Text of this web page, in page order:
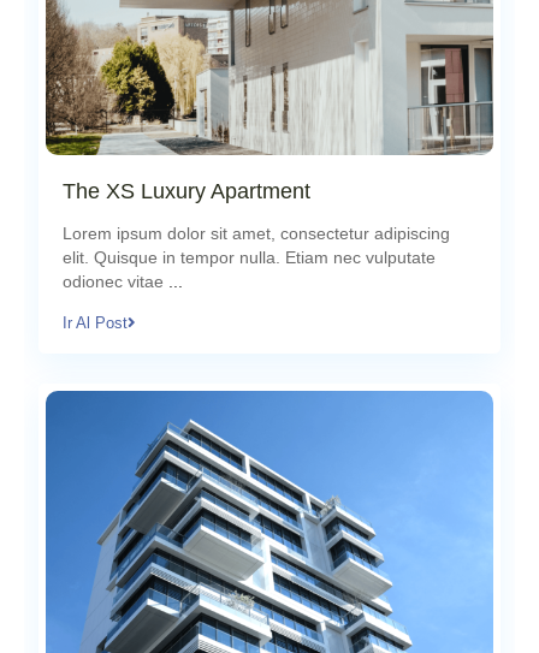
The XS Luxury Apartment
agosto 22, 2024
Lorem ipsum dolor sit amet, consectetur adipiscing
elit. Quisque in tempor nulla. Etiam nec vulputate
odionec vitae
Ir Al Post